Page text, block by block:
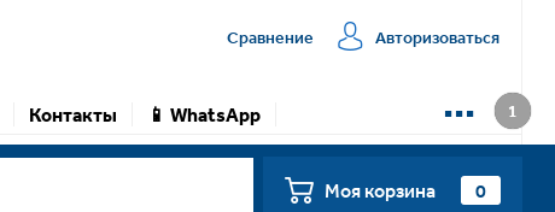
Сравнение Авторизоваться
Контакты 📱 WhatsApp ...
Моя корзина 0